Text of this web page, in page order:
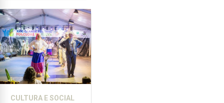
produzir uma
música”
CULTURA E SOCIAL